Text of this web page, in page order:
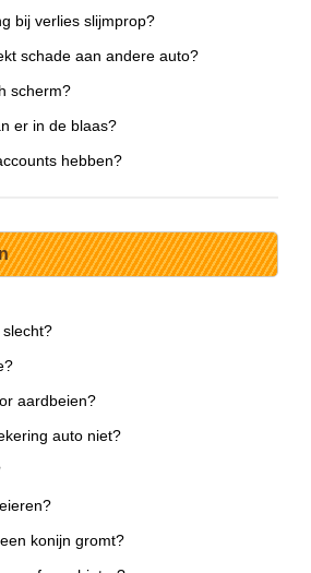
bij verlies slijmprop?
schade aan andere auto?
scherm?
er in de blaas?
hebben?
aardbeien?
auto niet?
konijn gromt?